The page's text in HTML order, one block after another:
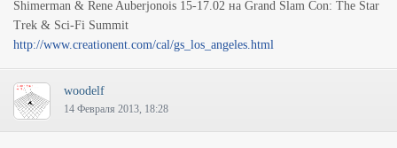
Shimerman & Rene Auberjonois 15-17.02 на Grand Slam Con: The Star
Trek & Sci-Fi Summit
http://www.creationent.com/cal/gs_los_angeles.html
woodelf
14 Февраля 2013, 18:28